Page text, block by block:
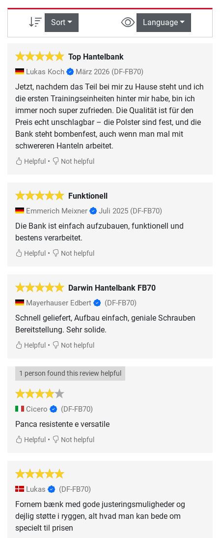
Sort Language
Top Hantelbank
Lukas Koch März 2026 (DF-FB70)
Jetzt, nachdem das Teil bei mir zu Hause steht und ich
die ersten Trainingseinheiten hinter mir habe, bin ich
immer noch super zufrieden. Die Qualität ist für den
Preis echt unschlagbar – die Polster sind fest, und die
Bank steht bombenfest, auch wenn man mal mit
schwereren Hanteln arbeitet.
Helpful • Not helpful
Funktionell
Emmerich Meixner Juli 2025 (DF-FB70)
Die Bank ist einfach aufzubauen, funktionell und
bestens verarbeitet.
Helpful • Not helpful
Darwin Hantelbank FB70
Mayerhauser Edbert (DF-FB70)
Schnell geliefert, Aufbau einfach, geniale Schrauben
Bereitstellung. Sehr solide.
Helpful • Not helpful
1 person found this review helpful
Cicero (DF-FB70)
Panca resistente e versatile
Helpful • Not helpful
Lukas (DF-FB70)
Fornem bænk med gode justeringsmuligheder og
dejlig støtte i ryggen, alt hvad man kan bede om
specielt til prisen